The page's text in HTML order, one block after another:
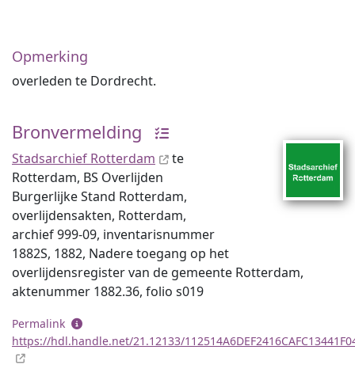
Opmerking
overleden te Dordrecht.
Bronvermelding
Stadsarchief Rotterdam
te
Rotterdam, BS Overlijden
Burgerlijke Stand Rotterdam,
overlijdensakten, Rotterdam,
archief 999-09, inventaris­num­mer
1882S, 1882, Nadere toegang op het
overlijdensregister van de gemeente Rotterdam,
aktenummer 1882.36, folio s019
Permalink
https://hdl.handle.net/21.12133/